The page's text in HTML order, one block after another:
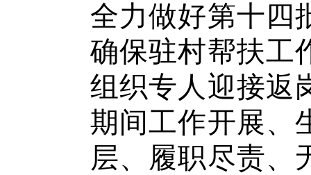
全力做好第十四
确保驻村帮扶工
组织专人迎接返
期间工作开展、
层、履职尽责、